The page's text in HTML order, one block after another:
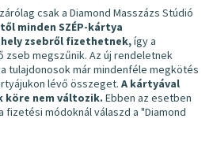
csak a Diamond Masszázs Stúdió
minden SZÉP-kártya
zsebről fizethetnek,így a
zseb megszűnik. Az új rendeletnek
tulajdonosok már mindenféle megkötés
lévő összeget. A kártyával
nem változik. Ebben az esetben
fizetési módoknál válaszd a "Diamond